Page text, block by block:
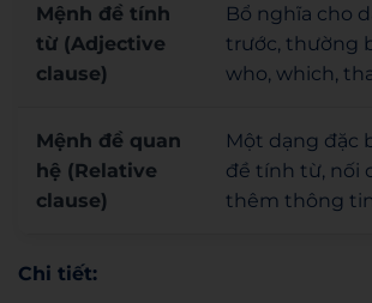
Mệnh đề tính
từ (Adjective
clause)
Bổ nghĩa cho
trước, thường
who, which,
Mệnh đề quan
hệ (Relative
clause)
Một dạng đặc
đề tính từ, nối
thêm thông
Chi tiết: